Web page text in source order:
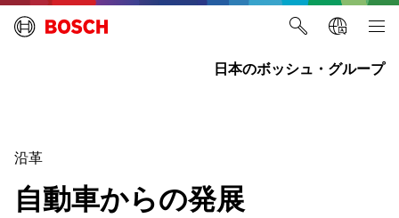
日本のボッシュ・グループ
沿革
自動車からの発展